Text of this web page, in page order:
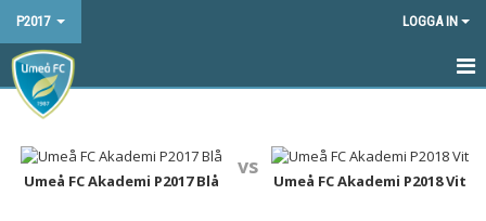
P2017 LOGGA IN
HEM
NYHETER
Umeå FC Akademi P2017 Blå
vs
Umeå FC Akademi P2018 Vit